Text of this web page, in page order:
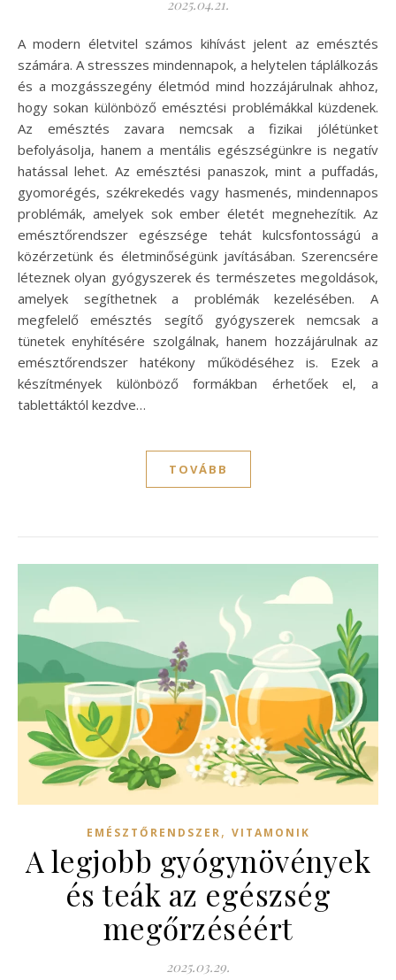
2025.04.21.
A modern életvitel számos kihívást jelent az emésztés
számára. A stresszes mindennapok, a helytelen táplálkozás
és a mozgásszegény életmód mind hozzájárulnak ahhoz,
hogy sokan különböző emésztési problémákkal küzdenek.
Az emésztés zavara nemcsak a fizikai jólétünket
befolyásolja, hanem a mentális egészségünkre is negatív
hatással lehet. Az emésztési panaszok, mint a puffadás,
gyomorégés, székrekedés vagy hasmenés, mindennapos
problémák, amelyek sok ember életét megnehezítik. Az
emésztőrendszer egészsége tehát kulcsfontosságú a
közérzetünk és életminőségünk javításában. Szerencsére
léteznek olyan gyógyszerek és természetes megoldások,
amelyek segíthetnek a problémák kezelésében. A
megfelelő emésztés segítő gyógyszerek nemcsak a
tünetek enyhítésére szolgálnak, hanem hozzájárulnak az
emésztőrendszer hatékony működéséhez is. Ezek a
készítmények különböző formákban érhetőek el, a
tablettáktól kezdve…
TOVÁBB
EMÉSZTŐRENDSZER, VITAMONIK
A legjobb gyógynövények
és teák az egészség
megőrzéséért
2025.03.29.